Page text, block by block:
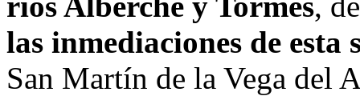
las inmediaciones de esta
San Martín de la Vega del